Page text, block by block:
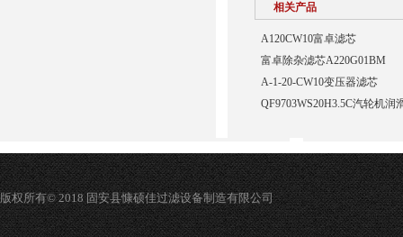
相关产品
A120CW10富卓滤芯
富卓除杂滤芯A220G01BM
A-1-20-CW10变压器滤芯
QF9703WS20H3.5C汽轮机润
版权所有© 2018 固安县慷硕佳过滤设备制造有限公司